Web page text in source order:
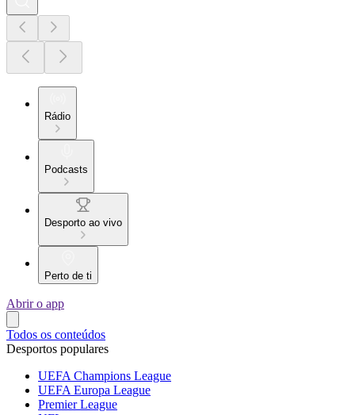
Rádio
Podcasts
Desporto ao vivo
Perto de ti
Abrir o app
Todos os conteúdos
Desportos populares
UEFA Champions League
UEFA Europa League
Premier League